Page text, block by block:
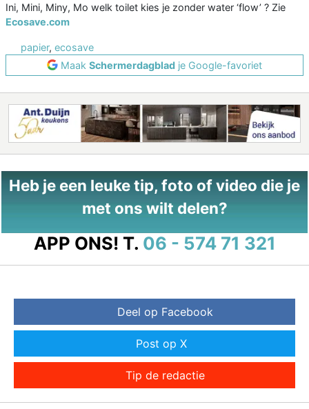
Ini, Mini, Miny, Mo welk toilet kies je zonder water ‘flow’ ? Zie
Ecosave.com
papier, ecosave
Maak Schermerdagblad je Google-favoriet
Heb je een leuke tip, foto of video die je
met ons wilt delen?
APP ONS! T. 06 - 574 71 321
Deel op Facebook
Post op X
Tip de redactie